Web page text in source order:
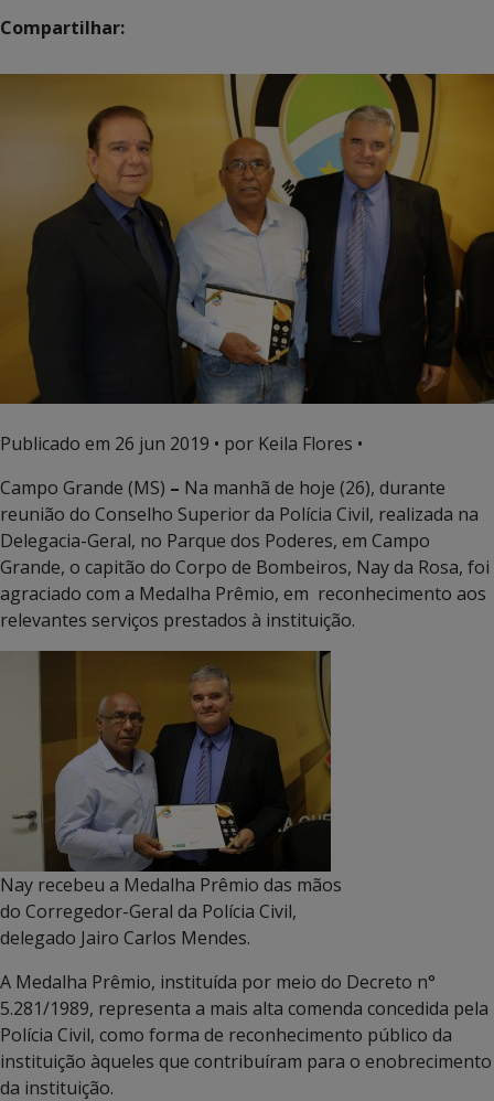
Compartilhar:
Publicado em 26 jun 2019 • por Keila Flores •
Campo Grande (MS) – Na manhã de hoje (26), durante
reunião do Conselho Superior da Polícia Civil, realizada na
Delegacia-Geral, no Parque dos Poderes, em Campo
Grande, o capitão do Corpo de Bombeiros, Nay da Rosa, foi
agraciado com a Medalha Prêmio, em reconhecimento aos
relevantes serviços prestados à instituição.
Nay recebeu a Medalha Prêmio das mãos
do Corregedor-Geral da Polícia Civil,
delegado Jairo Carlos Mendes.
A Medalha Prêmio, instituída por meio do Decreto n°
5.281/1989, representa a mais alta comenda concedida pela
Polícia Civil, como forma de reconhecimento público da
instituição àqueles que contribuíram para o enobrecimento
da instituição.